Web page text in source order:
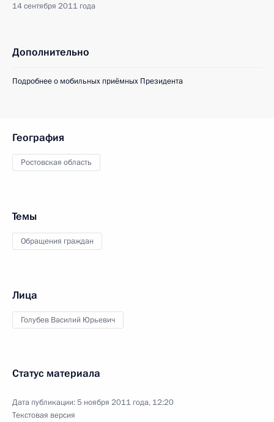
14 сентября 2011 года
Дополнительно
Подробнее о мобильных приёмных Президента
География
Ростовская область
Темы
Обращения граждан
Лица
Голубев Василий Юрьевич
Статус материала
Дата публикации:5 ноября 2011 года, 12:20
Текстовая версия